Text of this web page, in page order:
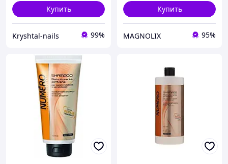
Купить
Kryshtal-nails 99%
Купить
MAGNOLIX 95%